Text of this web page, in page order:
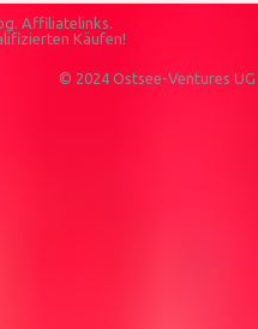
Affiliatelinks.
Käufen!
© 2024 Ostsee-Ventures UG